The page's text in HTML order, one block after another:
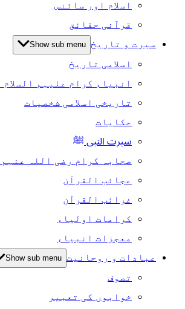
اسلام اور سائنس
قرآنی حقائق
سیرت و تاریخ Show sub menu
اسلامی تاریخ
انبیاء کرام علیہم السلام
تاریخی اسلامی شخصیات
حکایات
سیرت النبی ﷺ
صحابہ کرام رضی اللہ
عجائب القرآن
غرائب القرآن
کرامات اولیاء
معجزات انبیاء
عبادات و روحانیت Show sub menu
تصوف
خوابوں کی تعبیر